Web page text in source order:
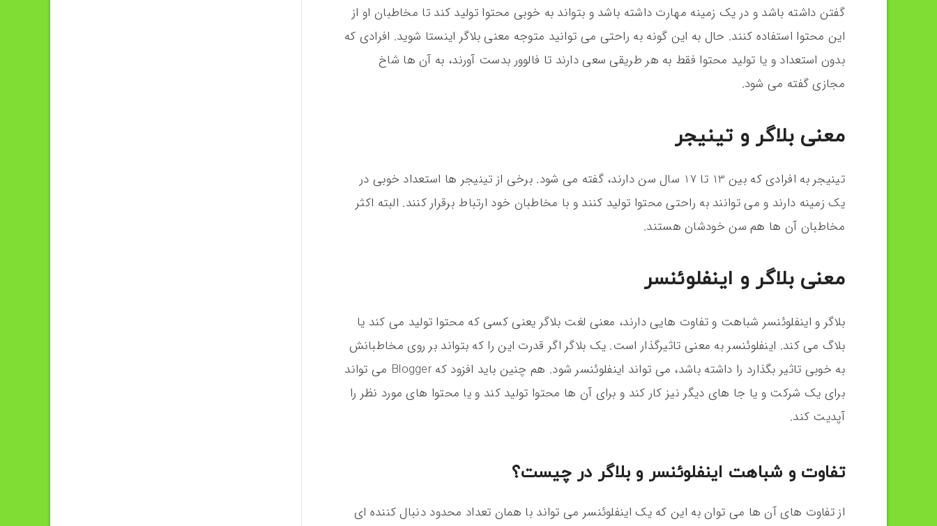
گفتن داشته باشد و در یک زمینه مهارت داشته باشد و بتواند به خوبی محتوا تولید کند تا مخاطبان او از
این محتوا استفاده کنند. حال به این گونه به راحتی می توانید متوجه معنی بلاگر اینستا شوید. افرادی که
بدون استعداد و یا تولید محتوا فقط به هر طریقی سعی دارند تا فالوور بدست آورند، به آن ها شاخ
مجازی گفته می شود.
معنی بلاگر و تینیجر
تینیجر به افرادی که بین 13 تا 17 سال سن دارند، گفته می شود. برخی از تینیجر ها استعداد خوبی در
یک زمینه دارند و می توانند به راحتی محتوا تولید کنند و با مخاطبان خود ارتباط برقرار کنند. البته اکثر
مخاطبان آن ها هم سن خودشان هستند.
معنی بلاگر و اینفلوئنسر
بلاگر و اینفلوئنسر شباهت و تفاوت هایی دارند، معنی لغت بلاگر یعنی کسی که محتوا تولید می کند یا
بلاگ می کند. اینفلوئنسر به معنی تاثیرگذار است. یک بلاگر اگر قدرت این را که بتواند بر روی مخاطبانش
به خوبی تاثیر بگذارد را داشته باشد، می تواند اینفلوئنسر شود. هم چنین باید افزود که Blogger می تواند
برای یک شرکت و یا جا های دیگر نیز کار کند و برای آن ها محتوا تولید کند و یا محتوا های مورد نظر را
آپدیت کند.
تفاوت و شباهت اینفلوئنسر و بلاگر در چیست؟
از تفاوت های آن ها می توان به این که یک اینفلوئنسر می تواند با همان تعداد محدود دنبال کننده ای